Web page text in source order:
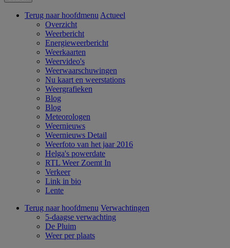
Terug naar hoofdmenu Actueel
Overzicht
Weerbericht
Energieweerbericht
Weerkaarten
Weervideo's
Weerwaarschuwingen
Nu kaart en weerstations
Weergrafieken
Blog
Blog
Meteorologen
Weernieuws
Weernieuws Detail
Weerfoto van het jaar 2016
Helga's powerdate
RTL Weer Zoemt In
Verkeer
Link in bio
Lente
Terug naar hoofdmenu Verwachtingen
5-daagse verwachting
De Pluim
Weer per plaats